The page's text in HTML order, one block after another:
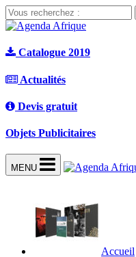
Catalogue 2019
Actualités
Devis gratuit
Objets Publicitaires
MENU
Accueil